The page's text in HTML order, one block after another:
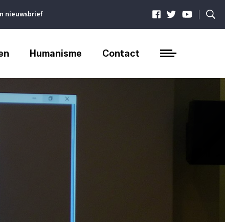
nieuwsbrief |
Humanisme Contact